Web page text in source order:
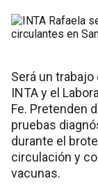
Será un
INTA y el
Fe. Pretenden
pruebas
durante el
circulación y
vacunas.